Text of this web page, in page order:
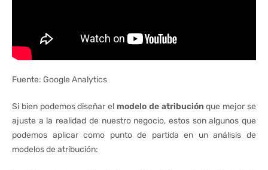
Fuente: Google Analytics
Si bien podemos diseñar el modelo de atribución que mejor se
ajuste a la realidad de nuestro negocio, estos son algunos que
podemos aplicar como punto de partida en un análisis de
modelos de atribución: